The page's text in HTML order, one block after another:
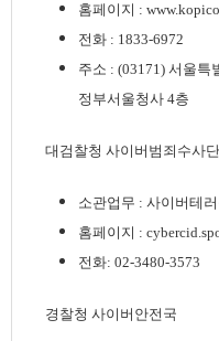
홈페이지 :
전화 : 1833-6972
주소 : (03171) 서울특
정부서울청사 4층
대검찰청 사이버범죄수사단
소관업무 : 사이버테
홈페이지 :
전화: 02-3480-3573
경찰청 사이버안전국